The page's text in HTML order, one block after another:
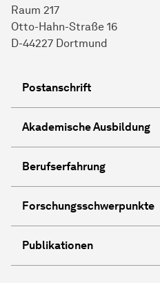
Raum 217
​​​​​​​Otto-Hahn-Straße 16
D-44227 Dortmund
Postanschrift
Akademische Ausbildung
Berufserfahrung
Forschungsschwerpunkte
Publikationen